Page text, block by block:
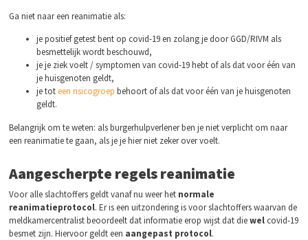
Ga niet naar een reanimatie als:
je positief getest bent op covid-19 en zolang je door GGD/RIVM als
besmettelijk wordt beschouwd,
je je ziek voelt / symptomen van covid-19 hebt of als dat voor één van
je huisgenoten geldt,
je toteen risicogroep behoort of als dat voor één van je huisgenoten
geldt.
Belangrijk om te weten: als burgerhulpverlener ben je niet verplicht om naar
een reanimatie te gaan, als je je hier niet zeker over voelt.
Aangescherpte regels reanimatie
Voor alle slachtoffers geldt vanaf nu weer het normale
reanimatieprotocol. Er is een uitzondering is voor slachtoffers waarvan de
meldkamercentralist beoordeelt dat informatie erop wijst dat diewel covid-19
besmet zijn. Hiervoor geldt een aangepast protocol.